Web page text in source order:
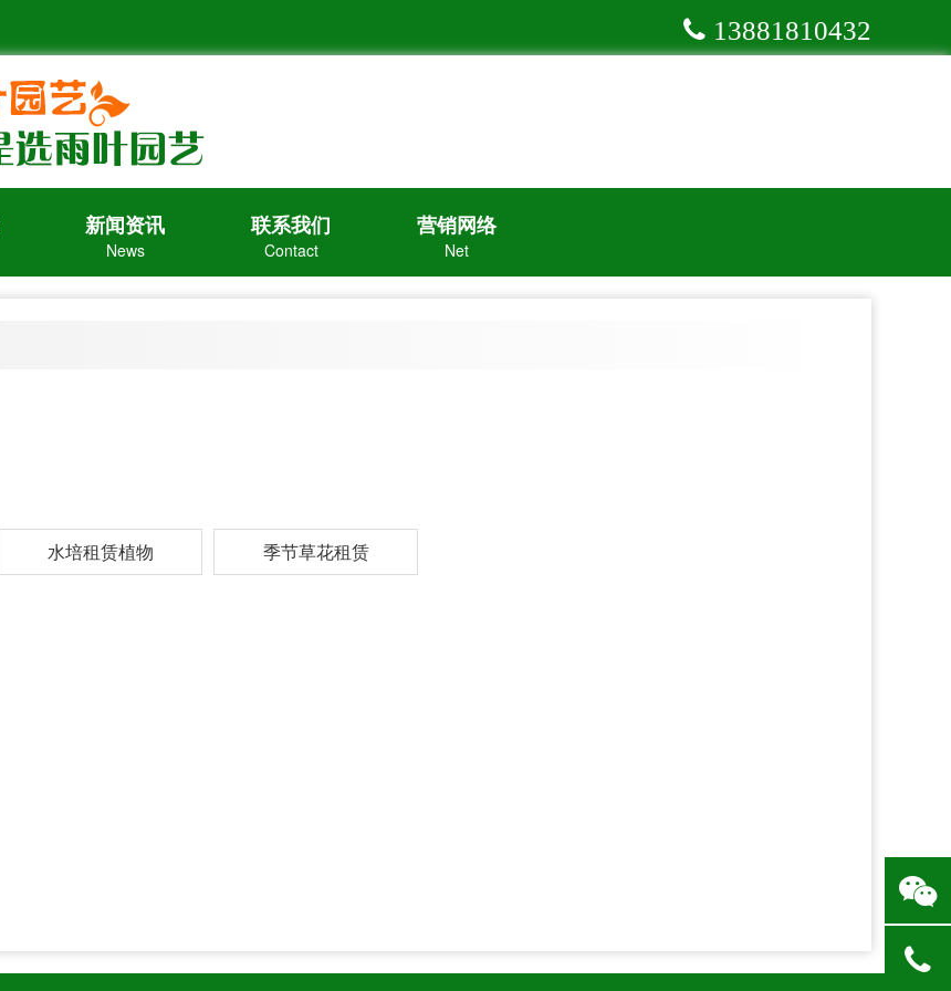
13881810432
新闻资讯
News
联系我们
Contact
营销网络
Net
水培租赁植物 季节草花租赁